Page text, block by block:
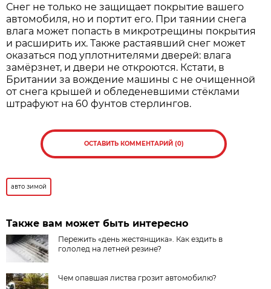
Снег не только не защищает покрытие вашего
автомобиля, но и портит его. При таянии снега
влага может попасть в микротрещины покрытия
и расширить их. Также растаявший снег может
оказаться под уплотнителями дверей: влага
замёрзнет, и двери не откроются. Кстати, в
Британии за вождение машины с не очищенной
от снега крышей и обледеневшими стёклами
штрафуют на 60 фунтов стерлингов.
ОСТАВИТЬ КОММЕНТАРИЙ (0)
авто зимой
Также вам может быть интересно
Пережить «день жестянщика». Как ездить в
гололед на летней резине?
Чем опавшая листва грозит автомобилю?